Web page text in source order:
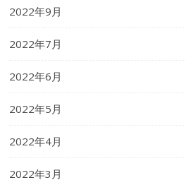
2022年9月
2022年7月
2022年6月
2022年5月
2022年4月
2022年3月